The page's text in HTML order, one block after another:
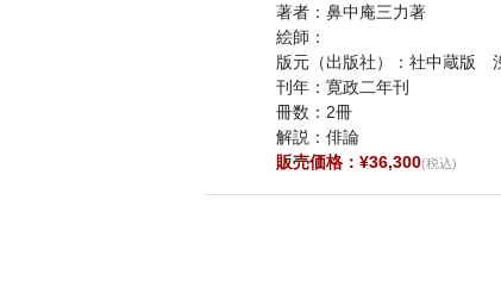
著者：鼻中庵三力著
絵師：
版元（出版社）：社中蔵版
刊年：寛政二年刊
冊数：2冊
解説：俳論
販売価格：¥36,300(税込)